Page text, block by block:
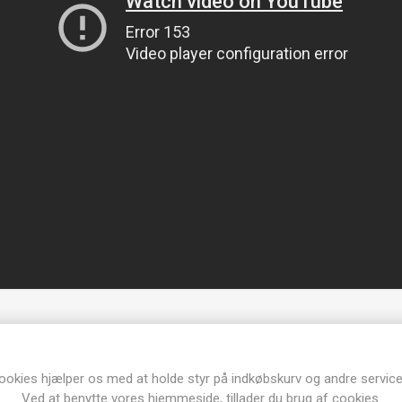
hjælper os med at holde styr på indkøbskurv og andre
Ved at benytte vores hjemmeside, tillader du brug af cookies.